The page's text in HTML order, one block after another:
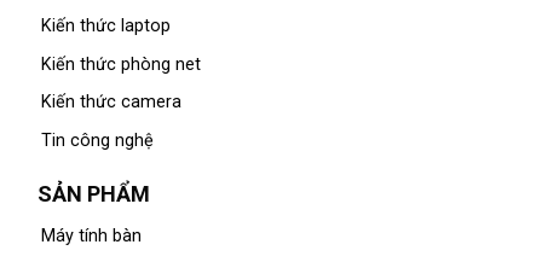
Kiến thức laptop
Kiến thức phòng net
Kiến thức camera
Tin công nghệ
SẢN PHẨM
Máy tính bàn